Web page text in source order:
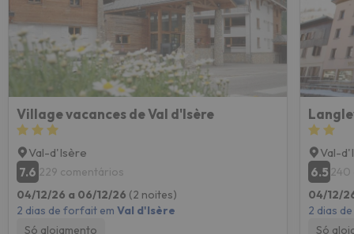
Village vacances de Val d'Isère
Val-d'Isère
7.6 229 comentários
04/12/26 a 06/12/26 (2 noites)
2 dias de forfait em Val d'Isère
Só alojamento
Val-
6.5 240
04/12/
2 dias
Só